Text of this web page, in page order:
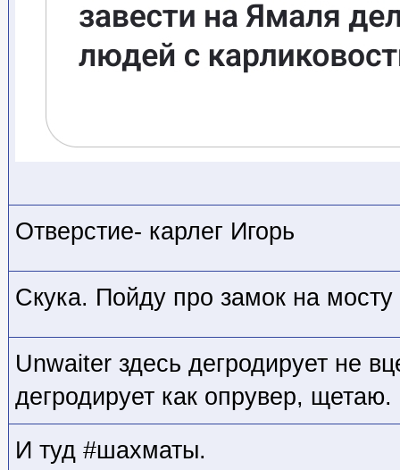
Отверстие- карлег Игорь
Скука. Пойду про замок на мосту
Unwaiter здесь дегродирует не
дегродирует как опрувер, щетаю.
И туд #шахматы.